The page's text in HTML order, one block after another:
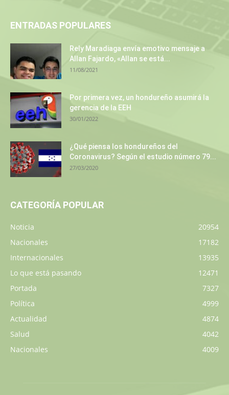
ENTRADAS POPULARES
Rely Maradiaga envía emotivo mensaje a
Allan Fajardo, «Allan se está...
11/08/2021
Por primera vez, un hondureño asumirá la
gerencia de la EEH
30/01/2022
¿Qué piensa los hondureños del
Coronavirus? Según el estudio número 79...
27/03/2020
CATEGORÍA POPULAR
Noticia
20954
Nacionales
17182
Internacionales
13935
Lo que está pasando
12471
Portada
7327
Política
4999
Actualidad
4874
Salud
4042
Nacionales
4009